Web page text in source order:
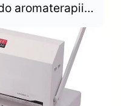
aromaterapii z
Nadają
i do
je bezpiecznie